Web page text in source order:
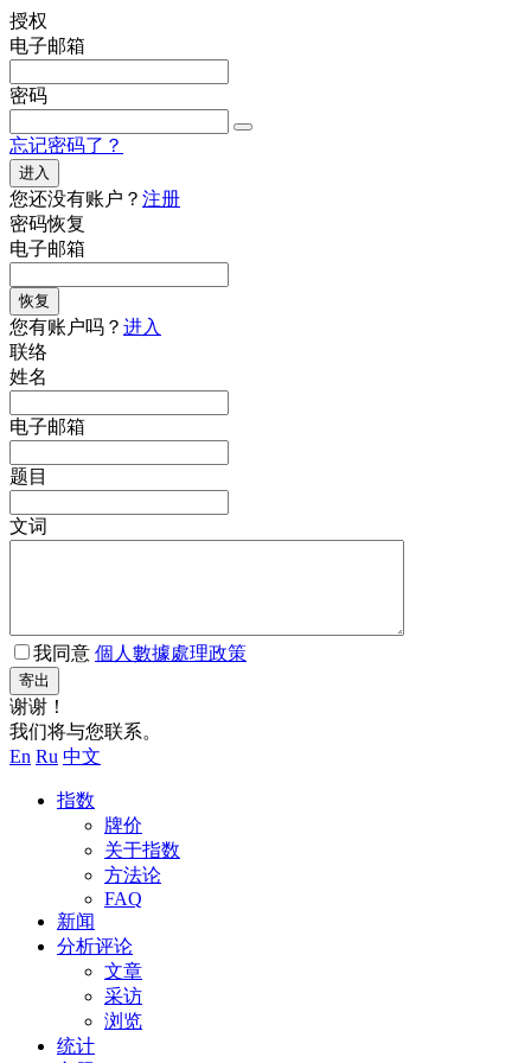
授权
电子邮箱
密码
忘记密码了？
进入
您还没有账户？ 注册
密码恢复
电子邮箱
恢复
您有账户吗？ 进入
联络
姓名
电子邮箱
题目
文词
我同意 個人數據處理政策
寄出
谢谢！
我们将与您联系。
En Ru 中文
指数
牌价
关于指数
方法论
FAQ
新闻
分析评论
文章
采访
浏览
统计